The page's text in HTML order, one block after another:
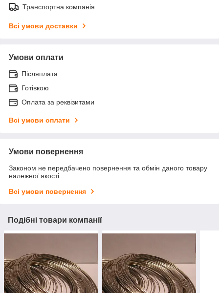
Транспортна компанія
Всі умови доставки
Умови оплати
Післяплата
Готівкою
Оплата за реквізитами
Всі умови оплати
Умови повернення
Законом не передбачено повернення та обмін даного товару
належної якості
Всі умови повернення
Подібні товари компанії